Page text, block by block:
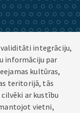
integrāciju,
informāciju par
kultūras,
teritorijā, tās
ar kustību
vietni,